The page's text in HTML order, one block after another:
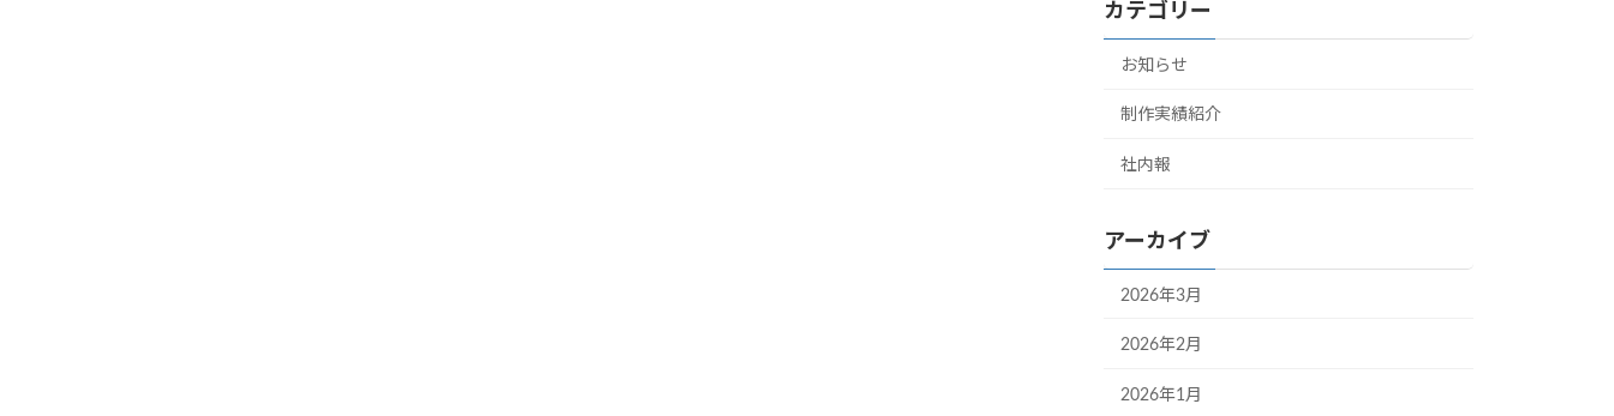
カテゴリー
お知らせ
制作実績紹介
社内報
アーカイブ
2026年3月
2026年2月
2026年1月